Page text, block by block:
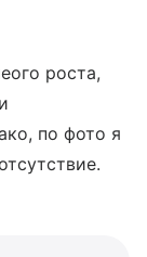
роста,
по фото я